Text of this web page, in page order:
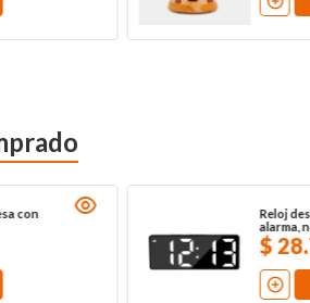
con
Reloj
alarma,
$28.